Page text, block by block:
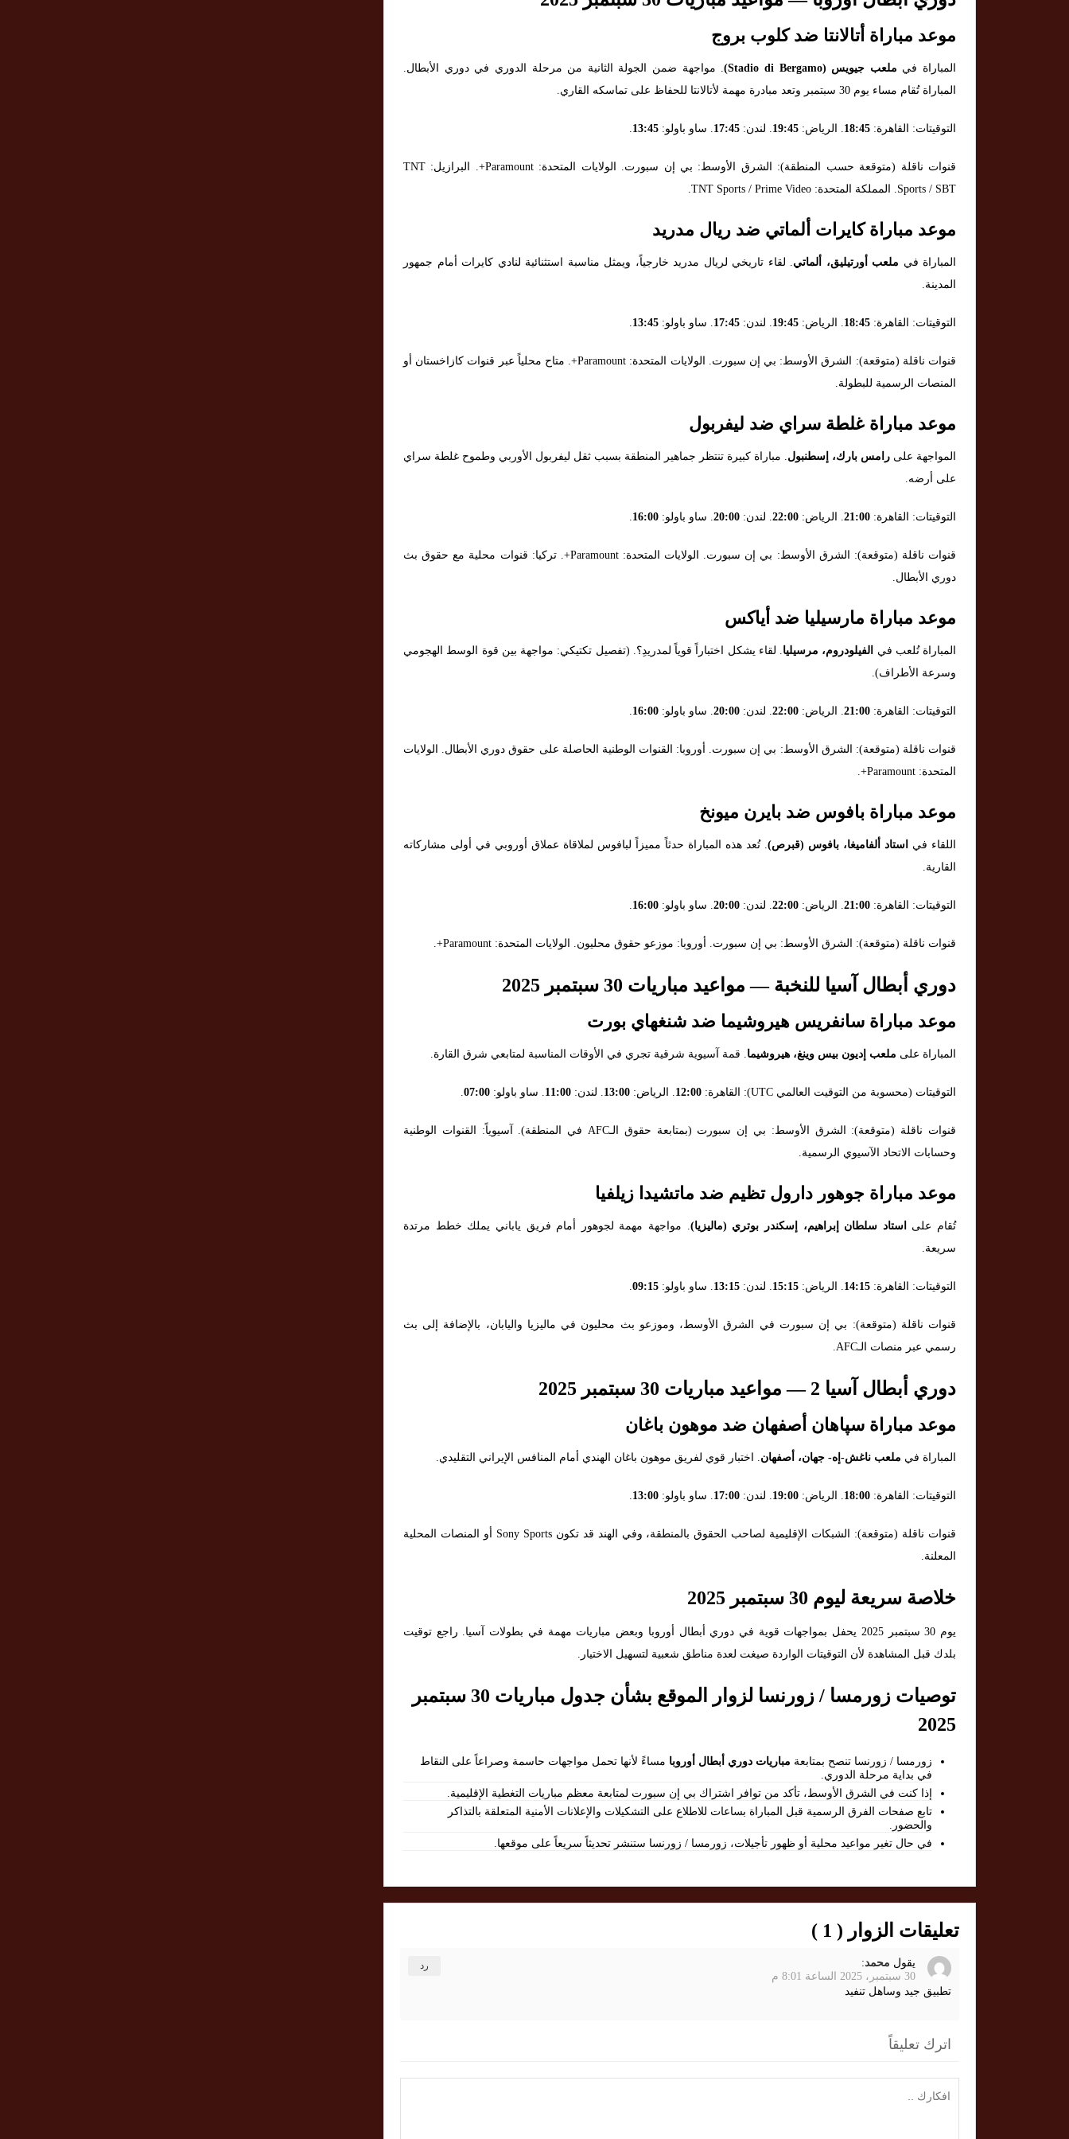
موعد مباراة أتالانتا ضد كلوب بروج
المباراة في ملعب جيويس (Stadio di Bergamo)
. مواجهة ضمن الجولة الثانية من مرحلة الدوري في دوري الأبطال.
المباراة تُقام مساء يوم 30 سبتمبر وتعد مبادرة مهمة لأتالانتا للحفاظ على تماسكه القاري.
التوقيتات: القاهرة: 18:45. الرياض: 19:45. لندن: 17:45. ساو باولو: 13:45
.
قنوات ناقلة (متوقعة حسب المنطقة): الشرق الأوسط: بي إن سبورت. الولايات المتحدة: Paramount+. البرازيل: TNT
Sports / SBT. المملكة المتحدة: TNT Sports / Prime Video.
موعد مباراة كايرات ألماتي ضد ريال مدريد
المباراة في ملعب أورتيليق، ألماتي. لقاء تاريخي لريال مدريد خارجياً، ويمثل مناسبة استثنائية لنادي كايرات أمام جمهور
المدينة.
التوقيتات: القاهرة: 18:45. الرياض: 19:45. لندن: 17:45. ساو باولو: 13:45
.
قنوات ناقلة (متوقعة): الشرق الأوسط: بي إن سبورت. الولايات المتحدة: Paramount+. متاح محلياً عبر قنوات كازاخستان أو
المنصات الرسمية للبطولة.
موعد مباراة غلطة سراي ضد ليفربول
المواجهة على رامس بارك، إسطنبول. مباراة كبيرة تنتظر جماهير المنطقة بسبب ثقل ليفربول الأوربي وطموح غلطة سراي
على أرضه.
التوقيتات: القاهرة: 21:00. الرياض: 22:00. لندن: 20:00. ساو باولو: 16:00
.
قنوات ناقلة (متوقعة): الشرق الأوسط: بي إن سبورت. الولايات المتحدة: Paramount+. تركيا: قنوات محلية مع حقوق بث
دوري الأبطال.
موعد مباراة مارسيليا ضد أياكس
المباراة تُلعب في الفيلودروم، مرسيليا. لقاء يشكل اختباراً قوياً لمدريدِ؟. (تفصيل تكتيكي: مواجهة بين قوة الوسط الهجومي
وسرعة الأطراف).
التوقيتات: القاهرة: 21:00. الرياض: 22:00. لندن: 20:00. ساو باولو: 16:00
.
قنوات ناقلة (متوقعة): الشرق الأوسط: بي إن سبورت. أوروبا: القنوات الوطنية الحاصلة على حقوق دوري الأبطال. الولايات
المتحدة: Paramount+.
موعد مباراة بافوس ضد بايرن ميونخ
اللقاء في استاد ألفاميغا، بافوس (قبرص). تُعد هذه المباراة حدثاً مميزاً لبافوس لملاقاة عملاق أوروبي في أولى مشاركاته
القارية.
التوقيتات: القاهرة: 21:00. الرياض: 22:00. لندن: 20:00. ساو باولو: 16:00
.
قنوات ناقلة (متوقعة): الشرق الأوسط: بي إن سبورت. أوروبا: موزعو حقوق محليون. الولايات المتحدة: Paramount+.
دوري أبطال آسيا للنخبة — مواعيد مباريات 30 سبتمبر 2025
موعد مباراة سانفريس هيروشيما ضد شنغهاي بورت
المباراة على ملعب إديون بيس وينغ، هيروشيما. قمة آسيوية شرقية تجري في الأوقات المناسبة لمتابعي شرق القارة.
التوقيتات (محسوبة من التوقيت العالمي UTC): القاهرة: 12:00. الرياض: 13:00. لندن: 11:00. ساو باولو: 07:00
.
قنوات ناقلة (متوقعة): الشرق الأوسط: بي إن سبورت (بمتابعة حقوق الـAFC في المنطقة). آسيوياً: القنوات الوطنية
وحسابات الاتحاد الآسيوي الرسمية.
موعد مباراة جوهور دارول تظيم ضد ماتشيدا زيلفيا
تُقام على استاد سلطان إبراهيم، إسكندر بوتري (ماليزيا). مواجهة مهمة لجوهور أمام فريق ياباني يملك خطط مرتدة
سريعة.
التوقيتات: القاهرة: 14:15. الرياض: 15:15. لندن: 13:15. ساو باولو: 09:15
.
قنوات ناقلة (متوقعة): بي إن سبورت في الشرق الأوسط، وموزعو بث محليون في ماليزيا واليابان، بالإضافة إلى بث
رسمي عبر منصات الـAFC.
دوري أبطال آسيا 2 — مواعيد مباريات 30 سبتمبر 2025
موعد مباراة سپاهان أصفهان ضد موهون باغان
المباراة في ملعب ناغش-إه- جهان، أصفهان. اختبار قوي لفريق موهون باغان الهندي أمام المنافس الإيراني التقليدي.
التوقيتات: القاهرة: 18:00. الرياض: 19:00. لندن: 17:00. ساو باولو: 13:00
.
قنوات ناقلة (متوقعة): الشبكات الإقليمية لصاحب الحقوق بالمنطقة، وفي الهند قد تكون Sony Sports أو المنصات المحلية
المعلنة.
خلاصة سريعة ليوم 30 سبتمبر 2025
يوم 30 سبتمبر 2025 يحفل بمواجهات قوية في دوري أبطال أوروبا وبعض مباريات مهمة في بطولات آسيا. راجع توقيت
بلدك قبل المشاهدة لأن التوقيتات الواردة صيغت لعدة مناطق شعبية لتسهيل الاختيار.
توصيات زورمسا / زورنسا لزوار الموقع بشأن جدول مباريات 30 سبتمبر
2025
زورمسا / زورنسا تنصح بمتابعة مباريات دوري أبطال أوروبا مساءً لأنها تحمل مواجهات حاسمة وصراعاً على النقاط
في بداية مرحلة الدوري.
إذا كنت في الشرق الأوسط، تأكد من توافر اشتراك بي إن سبورت لمتابعة معظم مباريات التغطية الإقليمية.
تابع صفحات الفرق الرسمية قبل المباراة بساعات للاطلاع على التشكيلات والإعلانات الأمنية المتعلقة بالتذاكر
والحضور.
في حال تغير مواعيد محلية أو ظهور تأجيلات، زورمسا / زورنسا ستنشر تحديثاً سريعاً على موقعها.
تعليقات الزوار ( 1 )
يقول محمد:
30 سبتمبر، 2025 الساعة 8:01 م
تطبيق جيد وساهل تنفيد
رد
اترك تعليقاً